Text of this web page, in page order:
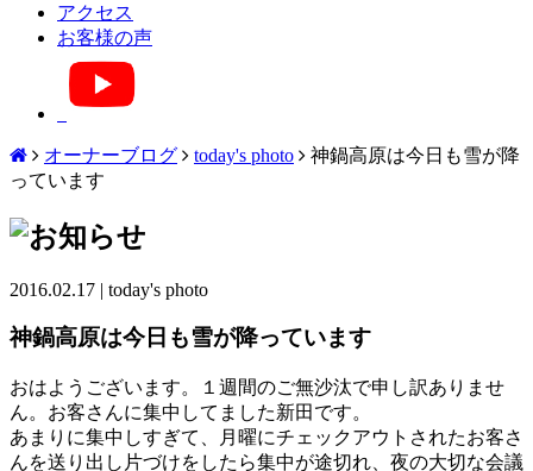
アクセス
お客様の声
オーナーブログ today's photo
神鍋高原は今日も雪が降
っています
2016.02.17 | today's photo
神鍋高原は今日も雪が降っています
おはようございます。１週間のご無沙汰で申し訳ありませ
ん。お客さんに集中してました新田です。
あまりに集中しすぎて、月曜にチェックアウトされたお客さ
んを送り出し片づけをしたら集中が途切れ、夜の大切な会議